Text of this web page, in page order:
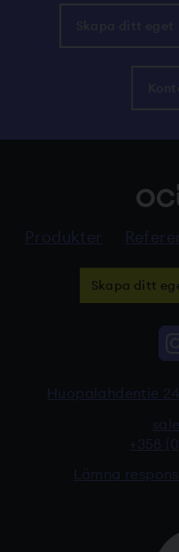
Produkter
Skapa ditt
Huopalahdentie
+358
Lämna